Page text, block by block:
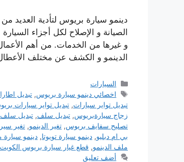
دينمو سيارة بريوس لتأدية العديد
الصيانة و الإصلاح لكل أجزاء
و غيرها من الخدمات. من أهم
الدينمو و الكشف عن مختلف
التصنيفات
السيارات
الوسوم
اخصائي دينمو سيارة بريوس,تبديل
تبديل تواير سيارات, تبديل تواير سيارات
زجاج سيارةبريوس, تبديل سلف, تبديل سلف
تصليح سفايف بريوس, تغير الدينمو, تغير سير
بي ام دبليو, دينمو سيارة تويوتا, دينمو
ملف الدينمو, قطع غيار سيارة بريوس الكويت
أضف تعليق